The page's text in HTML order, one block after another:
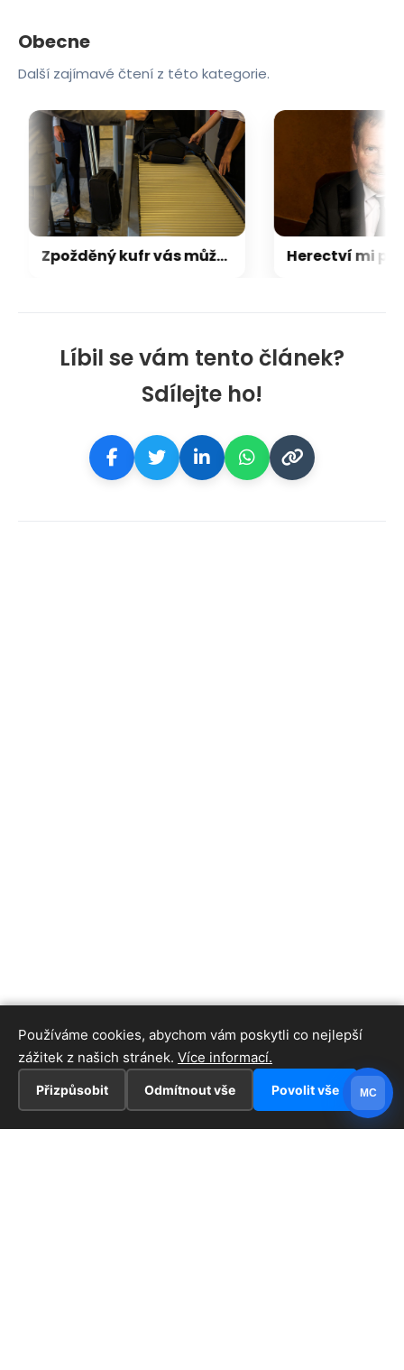
Líbil se vám tento článek?
Sdílejte ho!
Obecne
Další zajímavé čtení z této kategorie.
Zpožděný kufr vás může stát víc než letenka. Rozhoduje, co koupíte jako první
Používáme cookies, abychom vám poskytli co nejlepší
zážitek z našich stránek. Více informací.
Přizpůsobit Odmítnout vše Povolit vše MC